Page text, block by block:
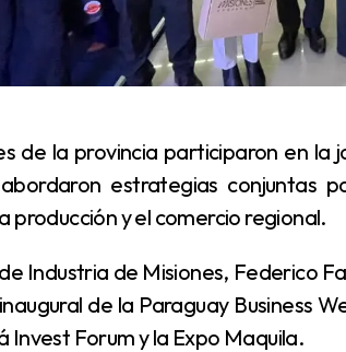
estrategias conjuntas
producción y el comercio regional.
de la Paraguay Business
Invest Forum y la Expo Maquila.